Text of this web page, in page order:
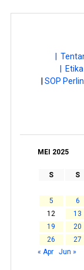
|
|
SOP
MEI 2025
S S
5
6
12
13
19
20
26
27
« Apr
Jun »